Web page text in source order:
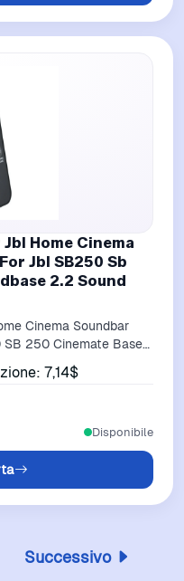
Home Cinema
Jbl SB250 Sb
2.2 Sound
Cinema Soundbar
250 Cinemate Base
7,14$
Disponibile
Successivo